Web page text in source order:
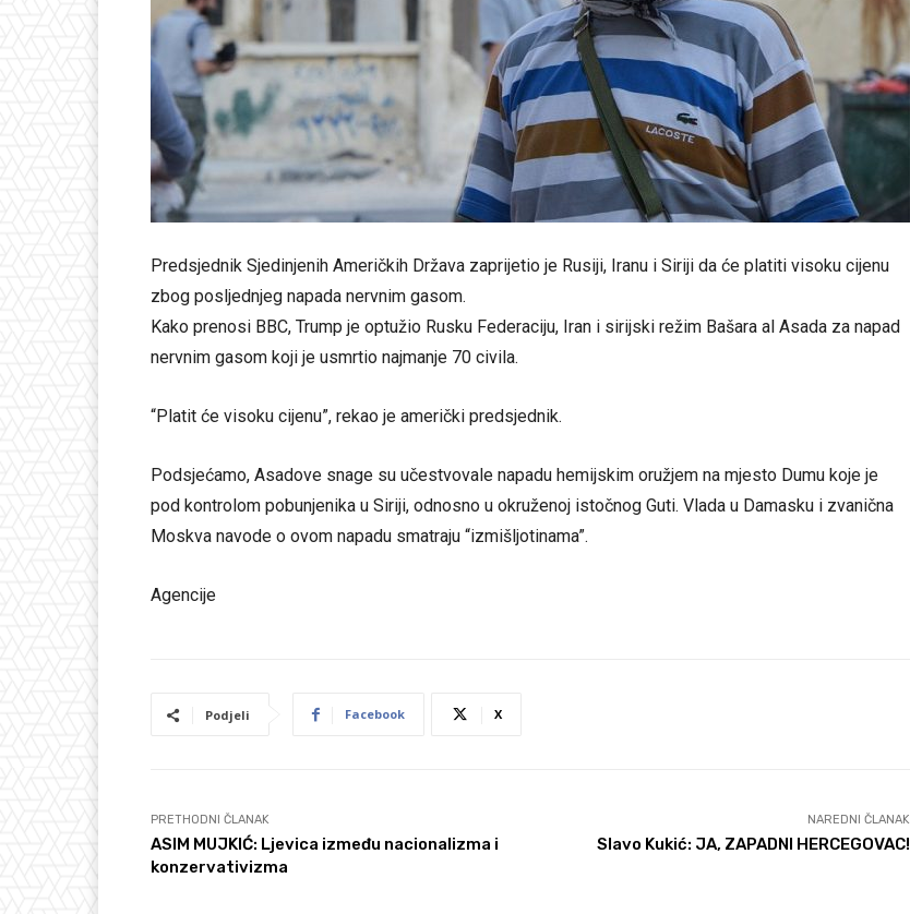
Predsjednik Sjedinjenih Američkih Država zaprijetio je Rusiji, Iranu i Siriji da će platiti visoku cijenu
zbog posljednjeg napada nervnim gasom.
Kako prenosi BBC, Trump je optužio Rusku Federaciju, Iran i sirijski režim Bašara al Asada za napad
nervnim gasom koji je usmrtio najmanje 70 civila.
“Platit će visoku cijenu”, rekao je američki predsjednik.
Podsjećamo, Asadove snage su učestvovale napadu hemijskim oružjem na mjesto Dumu koje je
pod kontrolom pobunjenika u Siriji, odnosno u okruženoj istočnog Guti. Vlada u Damasku i zvanična
Moskva navode o ovom napadu smatraju “izmišljotinama”.
Agencije
Podjeli Facebook X
PRETHODNI ČLANAK
ASIM MUJKIĆ: Ljevica između nacionalizma i
konzervativizma
NAREDNI ČLANAK
Slavo Kukić: JA, ZAPADNI HERCEGOVAC!